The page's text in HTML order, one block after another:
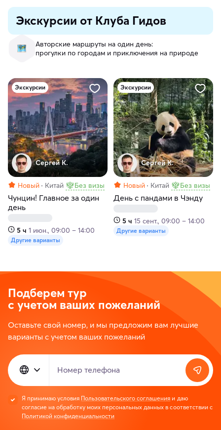
Экскурсии от Клуба Гидов
Авторские маршруты на один день:
прогулки по городам и приключения на природе
Экскурсии
Сергей К.
Новый Китай Без визы
Чунцин! Главное за один
день
5 ч 1 июн., 09:00 – 14:00
Другие варианты
Экскурсии
Сергей К.
Новый Китай Без визы
День с пандами в Чэнду
5 ч 15 сент., 09:00 – 14:00
Другие варианты
Подберем тур
с учетом ваших пожеланий
Оставьте свой номер, и мы предложим вам лучшие
варианты с учетом ваших пожеланий
Номер телефона
Я принимаю условия Пользовательского соглашения и даю
согласие на обработку моих персональных данных в соответствии с
Политикой конфиденциальности